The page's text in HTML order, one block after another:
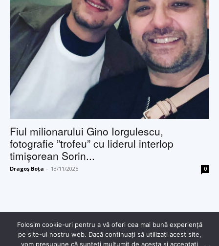
Fiul milionarului Gino Iorgulescu,
fotografie ”trofeu” cu liderul interlop
timișorean Sorin...
Dragoș Boța - 13/11/2025 0
Folosim cookie-uri pentru a vă oferi cea mai bună experiență
pe site-ul nostru web. Dacă continuați să utilizați acest site,
vom presupune că sunteți mulțumit de acesta și acceptați